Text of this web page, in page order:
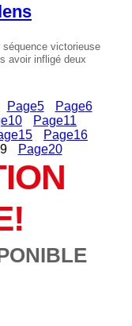
séquence victorieuse
avoir infligé deux
Page5 Page6
10 Page11
15 Page16
Page20